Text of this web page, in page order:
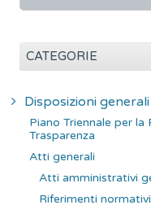
r
CATEGORIE
Disposizioni generali
Piano Triennale per la
Trasparenza
Atti generali
Atti amministrativi
Riferimenti